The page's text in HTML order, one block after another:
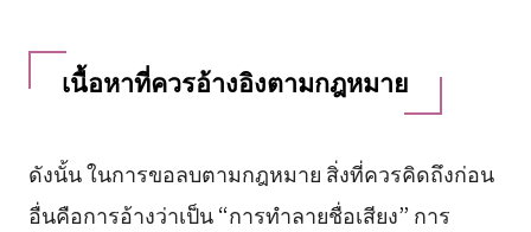
เนื้อหาที่ควรอ้างอิงตามกฎหมาย
ดังนั้น ในการขอลบตามกฎหมาย สิ่งที่ควรคิดถึงก่อน
อื่นคือการอ้างว่าเป็น “การทำลายชื่อเสียง” การ